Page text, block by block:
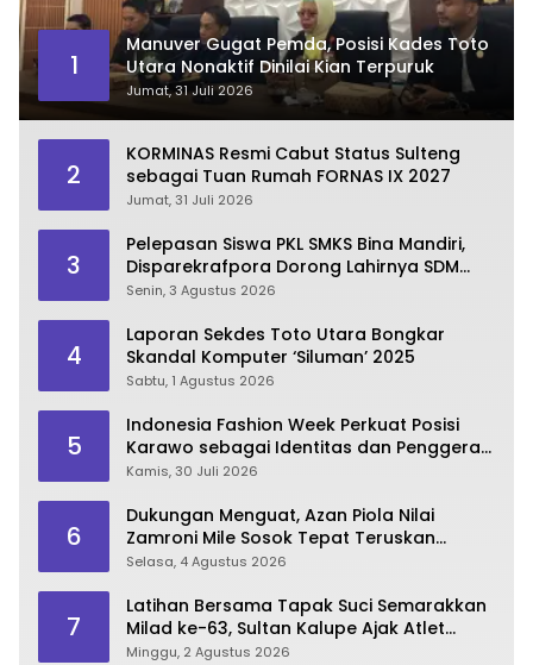
1
Manuver Gugat Pemda, Posisi Kades Toto
Utara Nonaktif Dinilai Kian Terpuruk
Jumat, 31 Juli 2026
2
KORMINAS Resmi Cabut Status Sulteng
sebagai Tuan Rumah FORNAS IX 2027
Jumat, 31 Juli 2026
3
Pelepasan Siswa PKL SMKS Bina Mandiri,
Disparekrafpora Dorong Lahirnya SDM
Pariwisata Unggul
Senin, 3 Agustus 2026
4
Laporan Sekdes Toto Utara Bongkar
Skandal Komputer ‘Siluman’ 2025
Sabtu, 1 Agustus 2026
5
Indonesia Fashion Week Perkuat Posisi
Karawo sebagai Identitas dan Penggerak
Ekonomi Kreatif Gorontalo
Kamis, 30 Juli 2026
6
Dukungan Menguat, Azan Piola Nilai
Zamroni Mile Sosok Tepat Teruskan
Pembangunan Bone Bolango
Selasa, 4 Agustus 2026
7
Latihan Bersama Tapak Suci Semarakkan
Milad ke-63, Sultan Kalupe Ajak Atlet
Lestarikan Budaya Bela Diri
Minggu, 2 Agustus 2026